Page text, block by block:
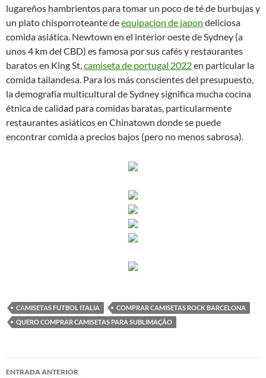
lugareños hambrientos para tomar un poco de té de burbujas y
un plato chisporroteante deequipacion de japon deliciosa
comida asiática. Newtown en el interior oeste de Sydney (a
unos 4 km del CBD) es famosa por sus cafés y restaurantes
baratos en King St,camiseta de portugal 2022en particular la
comida tailandesa. Para los más conscientes del presupuesto,
la demografía multicultural de Sydney significa mucha cocina
étnica de calidad para comidas baratas, particularmente
restaurantes asiáticos en Chinatown donde se puede
encontrar comida a precios bajos (pero no menos sabrosa).
CAMISETAS FUTBOL ITALIA
COMPRAR CAMISETAS ROCK BARCELONA
QUERO COMPRAR CAMISETAS PARA SUBLIMAÇÃO
Navegación
ENTRADA ANTERIOR